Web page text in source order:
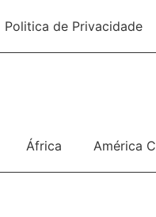
Politica de Privacidade
África América